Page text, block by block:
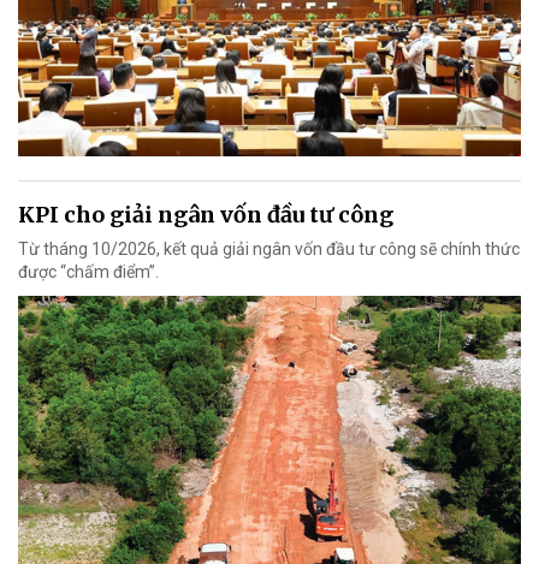
KPI cho giải ngân vốn đầu tư công
Từ tháng 10/2026, kết quả giải ngân vốn đầu tư công sẽ chính thức
được “chấm điểm”.